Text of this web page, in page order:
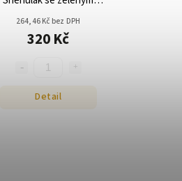
kloboukem
264,46 Kč bez DPH
320 Kč
Detail